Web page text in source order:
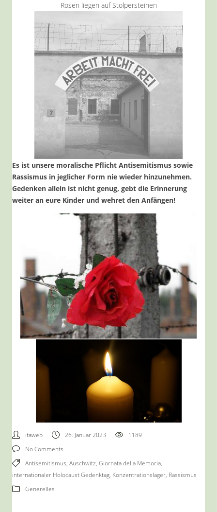
Rosen liegen auf Stolpersteinen
Es ist unsere moralische Pflicht Antisemitismus sowie
Rassismus in jeglicher Form nie wieder hinzunehmen.
Gedenken allein ist nicht genug, gebt die Erinnerung
weiter an eure Kinder und wehret den Anfängen!
itaweb 26. Januar 2023
1189
No Comments
Antisemitismus, Auschwitz, Giornata della Memoria,
internationaler Holocaust Gedenktag, Konzentrationslager, Rassismus
Generelles